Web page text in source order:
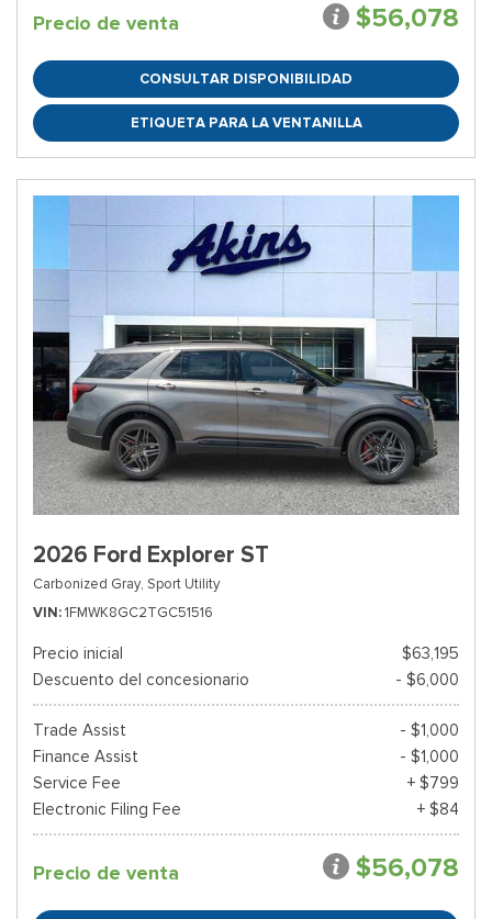
Precio de venta $56,078
CONSULTAR DISPONIBILIDAD
ETIQUETA PARA LA VENTANILLA
2026 Ford Explorer ST
Carbonized Gray, Sport Utility
VIN 1FMWK8GC2TGC51516
Precio inicial
$63,195
Descuento del concesionario
- $6,000
Trade Assist
- $1,000
Finance Assist
- $1,000
Service Fee
+ $799
Electronic Filing Fee
+ $84
Precio de venta $56,078